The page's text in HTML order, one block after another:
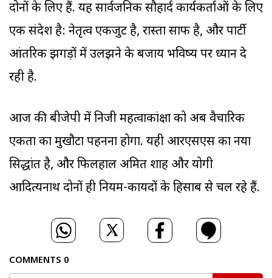
दोनों के लिए हैं. यह सार्वजनिक सौहार्द कार्यकर्ताओं के लिए
एक संदेश है: नेतृत्व एकजुट है, रास्ता साफ है, और पार्टी
आंतरिक झगड़ों में उलझने के बजाय भविष्य पर ध्यान दे
रही है.
आज की बीजेपी में निजी महत्वाकांक्षा को अब वैचारिक
एकता का मुखौटा पहनना होगा. यही आरएसएस का नया
सिद्धांत है, और फिलहाल अमित शाह और योगी
आदित्यनाथ दोनों ही नियम-कायदों के हिसाब से चल रहे हैं.
COMMENTS 0